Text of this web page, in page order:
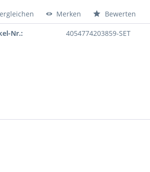
Merken Bewerten
Nr.: 4054774203859-SET